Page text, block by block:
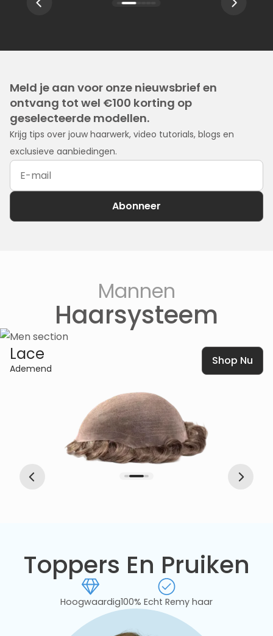
Meld je aan voor onze nieuwsbrief en
ontvang tot wel €100 korting op
geselecteerde modellen.
Krijg tips over jouw haarwerk, video tutorials, blogs en
exclusieve aanbiedingen.
Adress
e-
mail
Mannen
Haarsysteem
Lace
Ademend
Shop Nu
Toppers En Pruiken
Hoogwaardig100% Echt Remy haar